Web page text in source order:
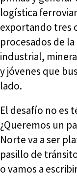
logística
exportando tres
procesados de
industrial,
y jóvenes que
lado.
El desafío no es
¿Queremos un
Norte va a ser
pasillo de
o vamos a